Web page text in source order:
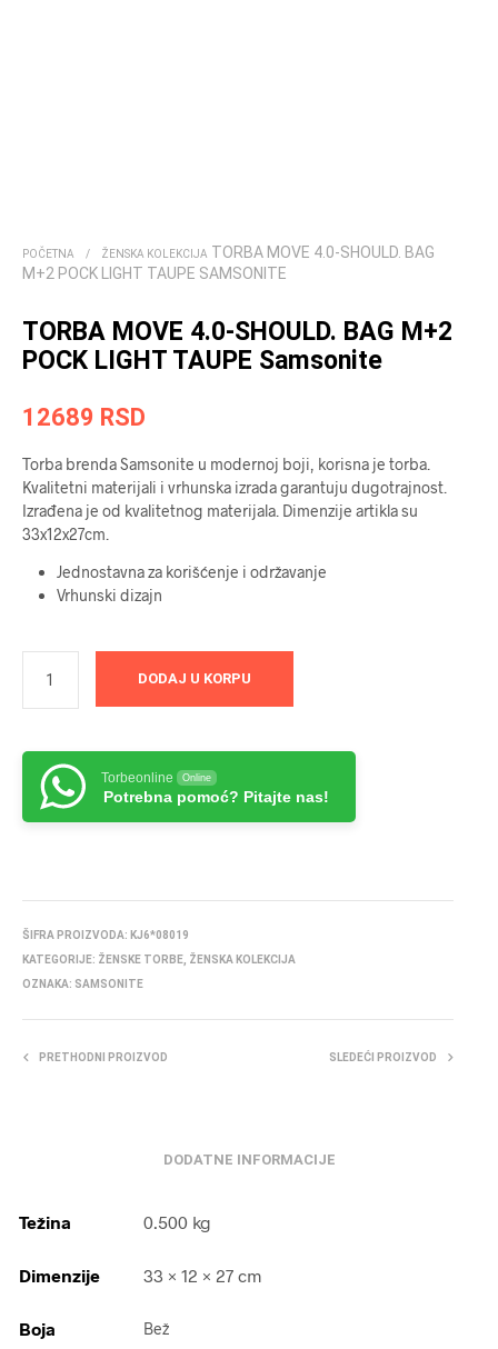
POČETNA / ŽENSKA KOLEKCIJA TORBA MOVE 4.0-SHOULD. BAG
M+2 POCK LIGHT TAUPE SAMSONITE
TORBA MOVE 4.0-SHOULD. BAG M+2
POCK LIGHT TAUPE Samsonite
12689 RSD
Torba brenda Samsonite u modernoj boji, korisna je torba.
Kvalitetni materijali i vrhunska izrada garantuju dugotrajnost.
Izrađena je od kvalitetnog materijala. Dimenzije artikla su
33x12x27cm.
Jednostavna za korišćenje i održavanje
Vrhunski dizajn
DODAJ U KORPU
Torbeonline Online
Potrebna pomoć? Pitajte nas!
ŠIFRA PROIZVODA: KJ6*08019
KATEGORIJE: ŽENSKE TORBE ŽENSKA KOLEKCIJA
OZNAKA: SAMSONITE
PRETHODNI PROIZVOD SLEDEĆI PROIZVOD
DODATNE INFORMACIJE
Težina 0.500 kg
Dimenzije 33 × 12 × 27 cm
Boja Bež